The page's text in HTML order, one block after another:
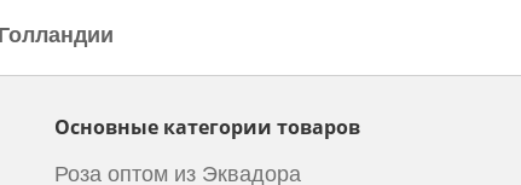
Основные категории товаров
Роза оптом из Эквадора